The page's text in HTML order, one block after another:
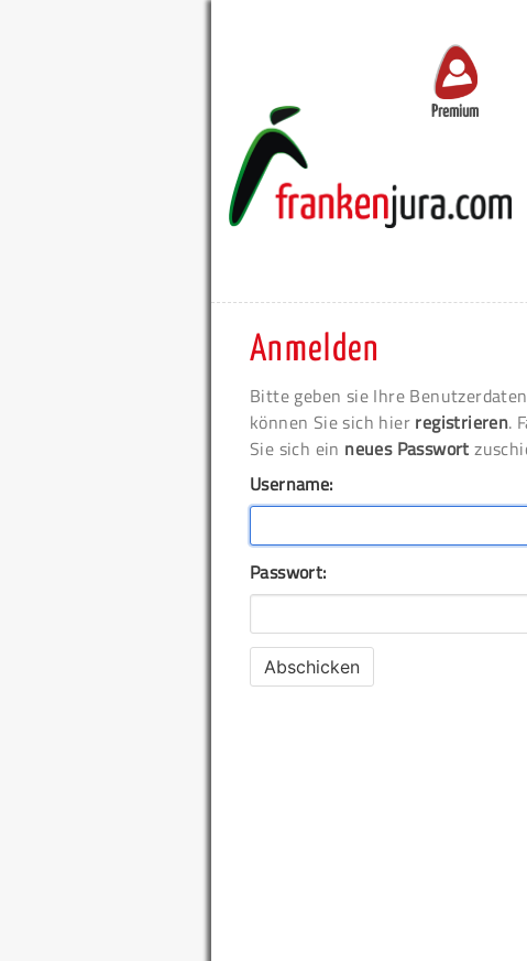
Premium
Anmelden
Bitte geben sie Ihre
können Sie sich hier registrieren.
Sie sich ein neues Passwort
Username:
Passwort: